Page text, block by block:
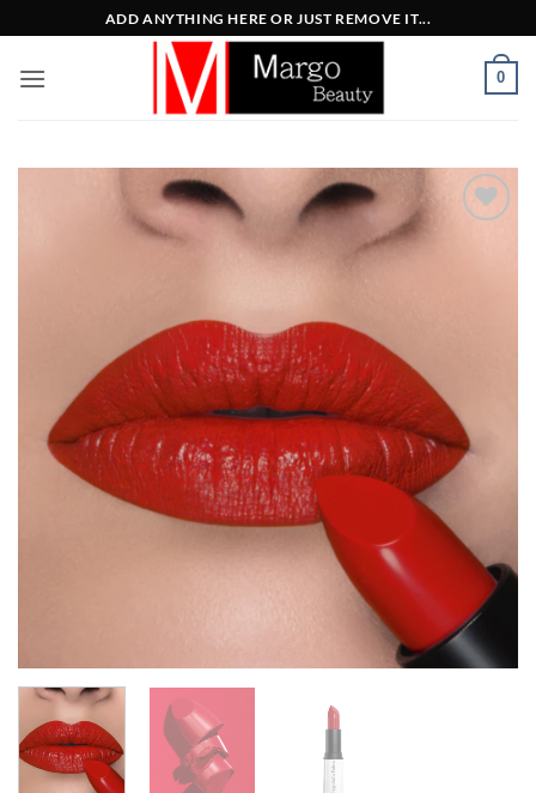
στο
περιεχόμενο
ADD ANYTHING HERE OR JUST REMOVE IT...
0